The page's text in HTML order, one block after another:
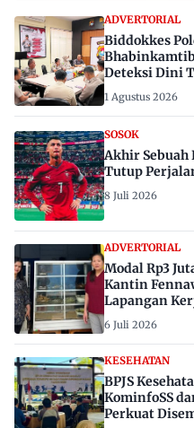
ADVERTORIAL
Biddokkes
Deteksi Dini
1 Agustus 2026
SOSOK
Akhir Sebuah
Tutup
8 Juli 2026
ADVERTORIAL
Modal Rp3
Kantin
Lapangan
6 Juli 2026
KESEHATAN
BPJS
KominfoSS
Perkuat